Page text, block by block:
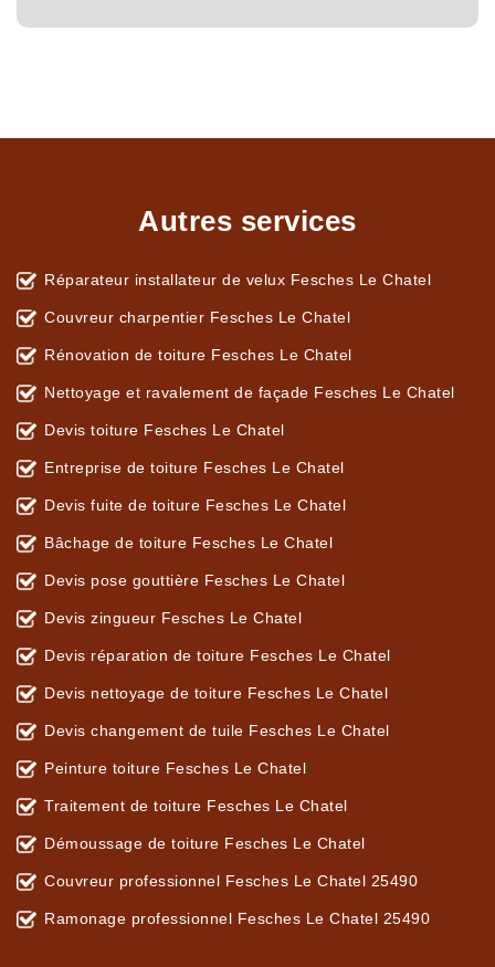
Autres services
Réparateur installateur de velux Fesches Le Chatel
Couvreur charpentier Fesches Le Chatel
Rénovation de toiture Fesches Le Chatel
Nettoyage et ravalement de façade Fesches Le Chatel
Devis toiture Fesches Le Chatel
Entreprise de toiture Fesches Le Chatel
Devis fuite de toiture Fesches Le Chatel
Bâchage de toiture Fesches Le Chatel
Devis pose gouttière Fesches Le Chatel
Devis zingueur Fesches Le Chatel
Devis réparation de toiture Fesches Le Chatel
Devis nettoyage de toiture Fesches Le Chatel
Devis changement de tuile Fesches Le Chatel
Peinture toiture Fesches Le Chatel
Traitement de toiture Fesches Le Chatel
Démoussage de toiture Fesches Le Chatel
Couvreur professionnel Fesches Le Chatel 25490
Ramonage professionnel Fesches Le Chatel 25490